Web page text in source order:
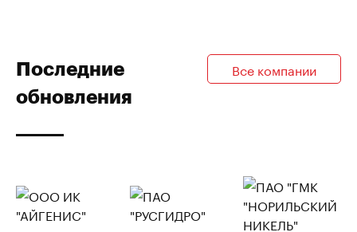
Последние
обновления
Все компании